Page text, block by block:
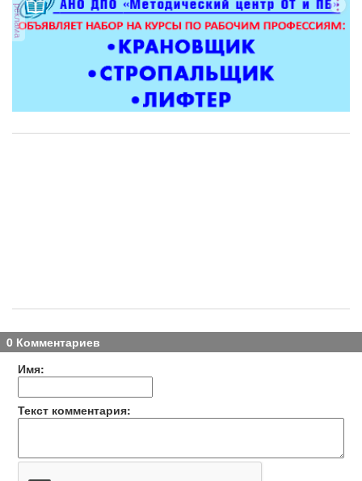
ТВ программа Я - пенсионер
реклама
0 Комментариев
Имя:
Текст комментария: